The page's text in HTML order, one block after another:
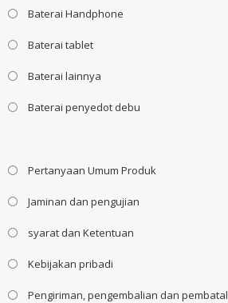
Baterai Handphone
Baterai tablet
Baterai lainnya
Baterai penyedot debu
Pertanyaan Umum Produk
Jaminan dan pengujian
syarat dan Ketentuan
Kebijakan pribadi
Pengiriman, pengembalian dan